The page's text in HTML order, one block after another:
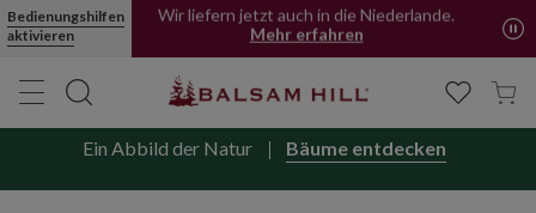
Bedienungshilfen
aktivieren
Jetzt kaufen, später bezahlen mit PayPal
Wir liefern jetzt auch in die Niederlande.
Mehr erfahren
Ein Abbild der Natur Bäume entdecken